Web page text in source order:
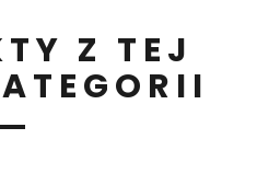
Z TEJ